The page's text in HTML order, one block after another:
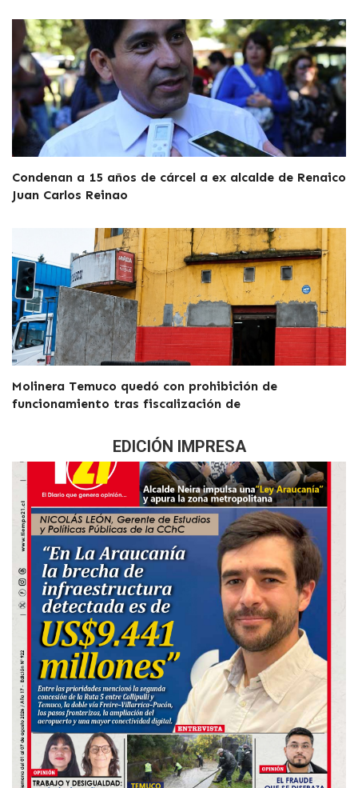
Condenan a 15 años de cárcel a ex alcalde de Renaico
Juan Carlos Reinao
Molinera Temuco quedó con prohibición de
funcionamiento tras fiscalización de
EDICIÓN IMPRESA